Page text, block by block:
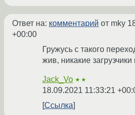
Ответ на: комментарий от mky
+00:00
Гружусь с такого
жив, никакие
Jack_Vo ★★
18.09.2021 11:33:21
Ссылка